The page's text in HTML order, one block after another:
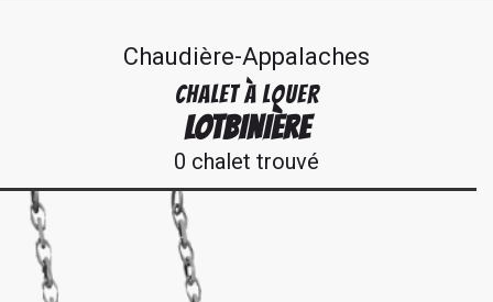
Chaudière-Appalaches
CHALET À LOUER
LOTBINIÈRE
0 chalet trouvé